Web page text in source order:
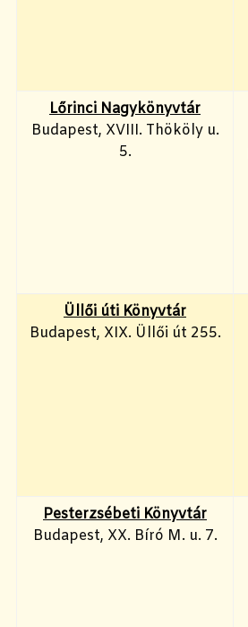
Lőrinci Nagykönyvtár
Budapest, XVIII. Thököly u.
5.
Üllői úti Könyvtár
Budapest, XIX. Üllői út 255.
Pesterzsébeti Könyvtár
Budapest, XX. Bíró M. u. 7.